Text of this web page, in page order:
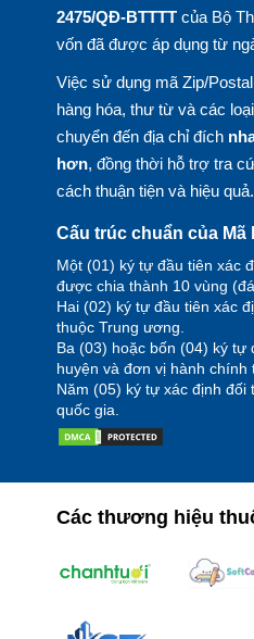
2475/QĐ-BTTTTcủa Bộ
vốn đã được áp dụng từ
Việc sử dụng mã Zip/
hàng hóa, thư từ và các
chuyển đến địa chỉ đích
hơn, đồng thời hỗ trợ tra
cách thuận tiện và hiệu quả.
Cấu trúc chuẩn của
Một (01) ký tự đầu tiên xác
được chia thành 10 vùng
Hai (02) ký tự đầu tiên xác
thuộc Trung ương.
Ba (03) hoặc bốn (04) ký tự
huyện và đơn vị hành chính
Năm (05) ký tự xác định
quốc gia.
Các thương hiệu